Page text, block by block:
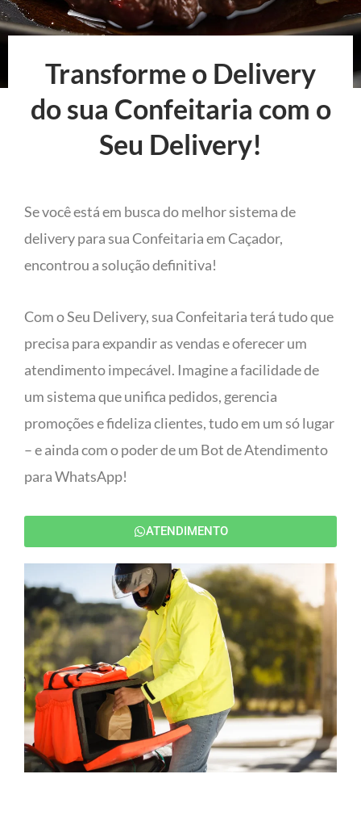
Transforme o Delivery
do sua Confeitaria com o
Seu Delivery!
Se você está em busca do melhor sistema de
delivery para sua Confeitaria em Caçador,
encontrou a solução definitiva!
Com o Seu Delivery, sua Confeitaria terá tudo que
precisa para expandir as vendas e oferecer um
atendimento impecável. Imagine a facilidade de
um sistema que unifica pedidos, gerencia
promoções e fideliza clientes, tudo em um só lugar
– e ainda com o poder de um Bot de Atendimento
para WhatsApp!
ATENDIMENTO